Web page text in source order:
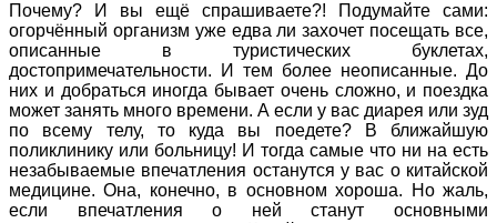
Почему? И вы ещё спрашиваете?! Подумайте сами:
огорчённый организм уже едва ли захочет посещать все,
описанные в туристических буклетах,
достопримечательности. И тем более неописанные. До
них и добраться иногда бывает очень сложно, и поездка
может занять много времени. А если у вас диарея или зуд
по всему телу, то куда вы поедете? В ближайшую
поликлинику или больницу! И тогда самые что ни на есть
незабываемые впечатления останутся у вас о китайской
медицине. Она, конечно, в основном хороша. Но жаль,
если впечатления о ней станут основными